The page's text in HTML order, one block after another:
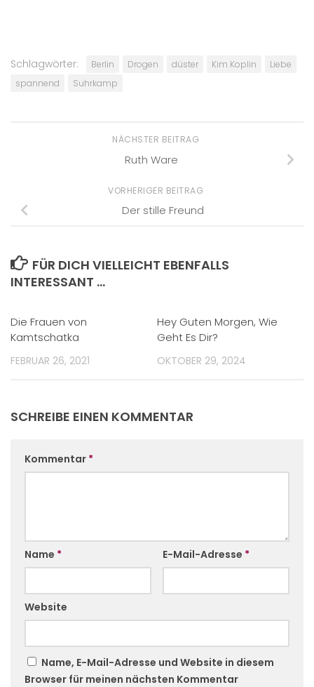
Schlagwörter: Berlin Drogen düster Kim Koplin
Liebe
spannend
Suhrkamp
NÄCHSTER BEITRAG
Ruth Ware
VORHERIGER BEITRAG
Der stille Freund
FÜR DICH VIELLEICHT EBENFALLS
INTERESSANT …
Die Frauen von
Kamtschatka
FEBRUAR 26, 2021
Hey Guten Morgen, Wie
Geht Es Dir?
OKTOBER 29, 2024
SCHREIBE EINEN KOMMENTAR
Kommentar *
Name * E-Mail-Adresse *
Website
Name, E-Mail-Adresse und Website in diesem
Browser für meinen nächsten Kommentar